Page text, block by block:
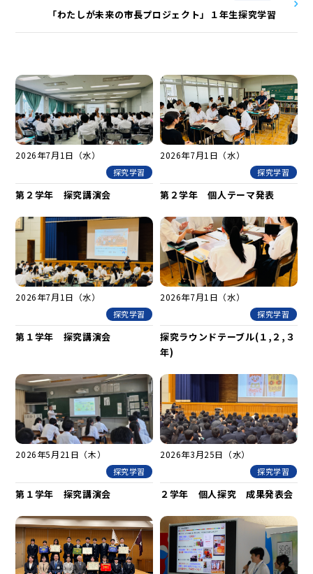
「わたしが未来の市長プロジェクト」１年生探究学習
2026年7月1日（水）
探究学習
第２学年 探究講演会
2026年7月1日（水）
探究学習
第２学年 個人テーマ発表
2026年7月1日（水）
探究学習
第１学年 探究講演会
2026年7月1日（水）
探究学習
探究ラウンドテーブル(１,２,３
年)
2026年5月21日（木）
探究学習
第１学年 探究講演会
2026年3月25日（水）
探究学習
２学年 個人探究 成果発表会